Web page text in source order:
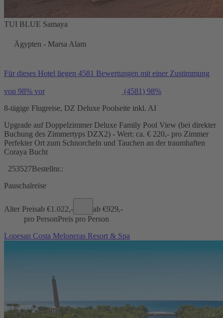
TUI BLUE Samaya
Ägypten - Marsa Alam
Für dieses Hotel liegen 4581 Bewertungen mit einer Zustimmung
von 98% vor (4581) 98%
8-tägige Flugreise, DZ Deluxe Poolseite inkl. AI
Upgrade auf Doppelzimmer Deluxe Family Pool View (bei direkter
Buchung des Zimmertyps DZX2) - Wert: ca. € 220,- pro Zimmer
Perfekter Ort zum Schnorcheln und Tauchen an der traumhaften
Coraya Bucht
253527Bestellnr.:
Pauschalreise
Alter Preisab €1.022,- ab €929,-
pro PersonPreis pro Person
Lopesan Costa Meloneras Resort & Spa